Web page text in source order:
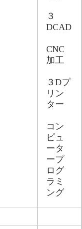
３
DCAD
CNC
加工
３Dプ
リン
ター
コン
ピュ
ータ
ープ
ログ
ラミ
ング